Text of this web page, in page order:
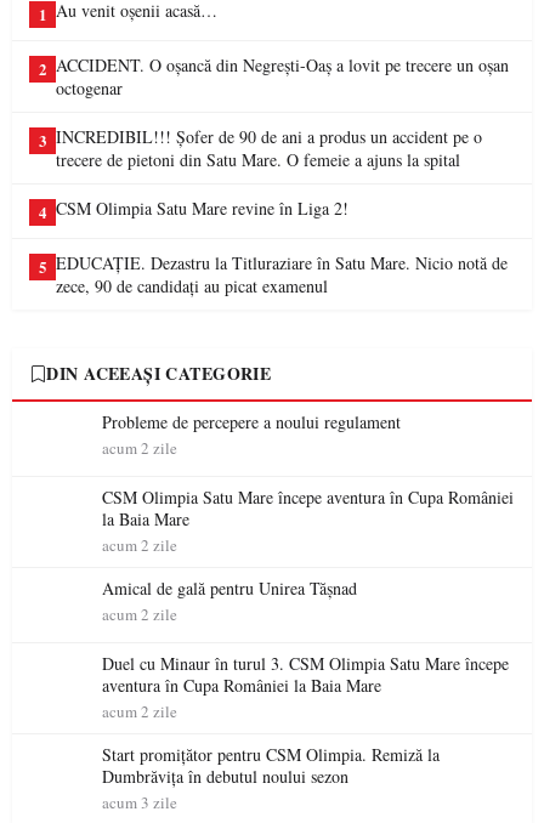
1 Au venit oșenii acasă…
2 ACCIDENT. O oșancă din Negrești-Oaș a lovit pe trecere un oșan
octogenar
3 INCREDIBIL!!! Șofer de 90 de ani a produs un accident pe o
trecere de pietoni din Satu Mare. O femeie a ajuns la spital
4 CSM Olimpia Satu Mare revine în Liga 2!
5 EDUCAȚIE. Dezastru la Titluraziare în Satu Mare. Nicio notă de
zece, 90 de candidați au picat examenul
DIN ACEEAȘI CATEGORIE
Probleme de percepere a noului regulament
acum 2 zile
CSM Olimpia Satu Mare începe aventura în Cupa României
la Baia Mare
acum 2 zile
Amical de gală pentru Unirea Tășnad
acum 2 zile
Duel cu Minaur în turul 3. CSM Olimpia Satu Mare începe
aventura în Cupa României la Baia Mare
acum 2 zile
Start promițător pentru CSM Olimpia. Remiză la
Dumbrăvița în debutul noului sezon
acum 3 zile